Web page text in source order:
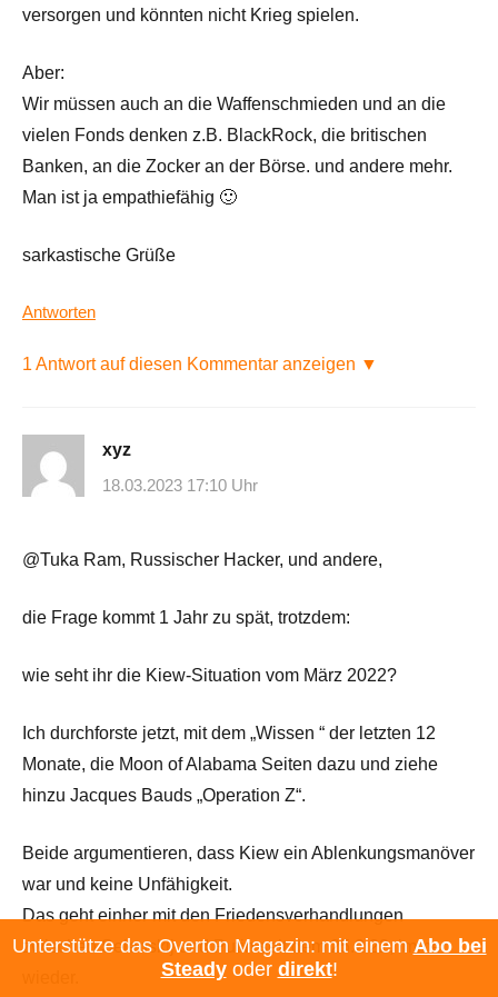
versorgen und könnten nicht Krieg spielen.
Aber:
Wir müssen auch an die Waffenschmieden und an die
vielen Fonds denken z.B. BlackRock, die britischen
Banken, an die Zocker an der Börse. und andere mehr.
Man ist ja empathiefähig 🙂
sarkastische Grüße
Antworten
1 Antwort auf diesen Kommentar anzeigen ▼
xyz
18.03.2023 17:10 Uhr
@Tuka Ram, Russischer Hacker, und andere,
die Frage kommt 1 Jahr zu spät, trotzdem:
wie seht ihr die Kiew-Situation vom März 2022?
Ich durchforste jetzt, mit dem „Wissen “ der letzten 12
Monate, die Moon of Alabama Seiten dazu und ziehe
hinzu Jacques Bauds „Operation Z“.
Beide argumentieren, dass Kiew ein Ablenkungsmanöver
war und keine Unfähigkeit.
Das geht einher mit den Friedensverhandlungen
zwischen Selenskij und Putin seit dem 25.2.22, immer
Unterstütze das Overton Magazin: mit einem Abo bei
Steadyoder direkt!